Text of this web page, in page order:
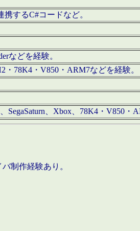
するC#コードなど。
などを経験。
・78K4・V850・ARM7などを経験。
SegaSaturn、Xbox、78K4・V850・
制作経験あり。